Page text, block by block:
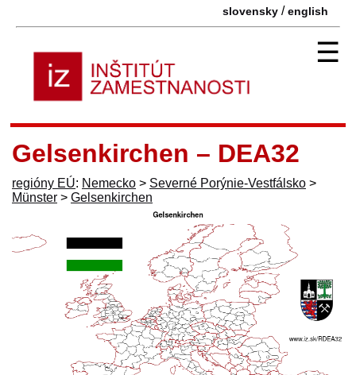
slovensky /english
☰
Gelsenkirchen – DEA32
regióny EÚ: Nemecko > Severné Porýnie-Vestfálsko >
Münster > Gelsenkirchen